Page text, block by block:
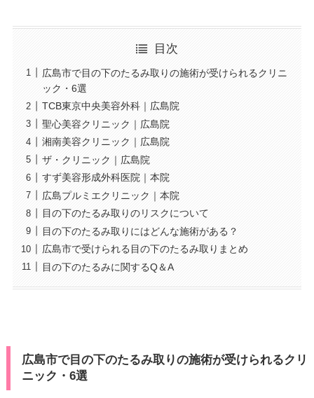
目次
広島市で目の下のたるみ取りの施術が受けられるクリニ
ック・6選
TCB東京中央美容外科｜広島院
聖心美容クリニック｜広島院
湘南美容クリニック｜広島院
ザ・クリニック｜広島院
すず美容形成外科医院｜本院
広島プルミエクリニック｜本院
目の下のたるみ取りのリスクについて
目の下のたるみ取りにはどんな施術がある？
広島市で受けられる目の下のたるみ取りまとめ
目の下のたるみに関するQ＆A
広島市で目の下のたるみ取りの施術が受けられるクリ
ニック・6選